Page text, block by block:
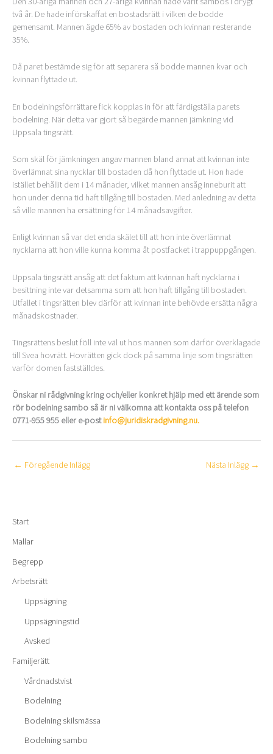
två år. De hade införskaffat en bostadsrätt i vilken de bodde
gemensamt. Mannen ägde 65% av bostaden och kvinnan resterande
35%.
Då paret bestämde sig för att separera så bodde mannen kvar och
kvinnan flyttade ut.
En bodelningsförrättare fick kopplas in för att färdigställa parets
bodelning. När detta var gjort så begärde mannen jämkning vid
Uppsala tingsrätt.
Som skäl för jämkningen angav mannen bland annat att kvinnan inte
överlämnat sina nycklar till bostaden då hon flyttade ut. Hon hade
istället behållit dem i 14 månader, vilket mannen ansåg inneburit att
hon under denna tid haft tillgång till bostaden. Med anledning av detta
så ville mannen ha ersättning för 14 månadsavgifter.
Enligt kvinnan så var det enda skälet till att hon inte överlämnat
nycklarna att hon ville kunna komma åt postfacket i trappuppgången.
Uppsala tingsrätt ansåg att det faktum att kvinnan haft nycklarna i
besittning inte var detsamma som att hon haft tillgång till bostaden.
Utfallet i tingsrätten blev därför att kvinnan inte behövde ersätta några
månadskostnader.
Tingsrättens beslut föll inte väl ut hos mannen som därför överklagade
till Svea hovrätt. Hovrätten gick dock på samma linje som tingsrätten
varför domen fastställdes.
Önskar ni rådgivning kring och/eller konkret hjälp med ett ärende som
rör bodelning sambo så är ni välkomna att kontakta oss på telefon
0771-955 955 eller e-postinfo@juridiskradgivning.nu.
← Föregående Inlägg Nästa Inlägg →
Start
Mallar
Begrepp
Arbetsrätt
Uppsägning
Uppsägningstid
Avsked
Familjerätt
Vårdnadstvist
Bodelning
Bodelning skilsmässa
Bodelning sambo